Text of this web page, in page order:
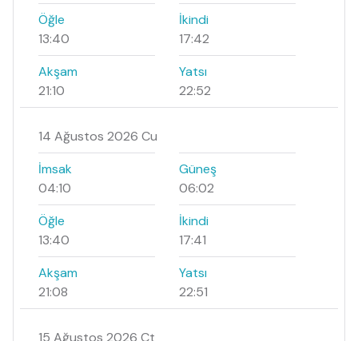
Öğle
13:40
İkindi
17:42
Akşam
21:10
Yatsı
22:52
14 Ağustos 2026 Cu
İmsak
04:10
Güneş
06:02
Öğle
13:40
İkindi
17:41
Akşam
21:08
Yatsı
22:51
15 Ağustos 2026 Ct